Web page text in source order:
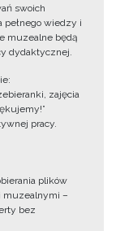
swoich
pełnego wiedzy i
muzealne będą
dydaktycznej.
zajęcia
pracy.
plików
muzealnymi –
bez